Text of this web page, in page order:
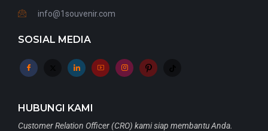
info@1souvenir.com
SOSIAL MEDIA
HUBUNGI KAMI
Customer Relation Officer (CRO) kami siap membantu Anda.